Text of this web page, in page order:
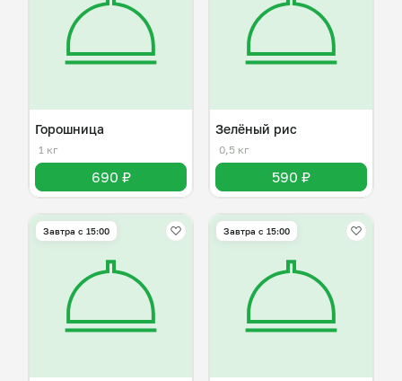
Горошница
1 кг
690 ₽
Зелёный рис
0,5 кг
590 ₽
Завтра c 15:00 Завтра c 15:00